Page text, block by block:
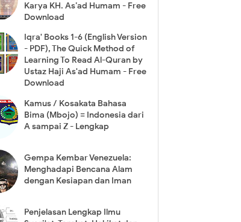
Karya KH. As’ad Humam - Free
Download
Iqra' Books 1-6 (English Version
- PDF), The Quick Method of
Learning To Read Al-Quran by
Ustaz Haji As'ad Humam - Free
Download
Kamus / Kosakata Bahasa
Bima (Mbojo) = Indonesia dari
A sampai Z - Lengkap
Gempa Kembar Venezuela:
Menghadapi Bencana Alam
dengan Kesiapan dan Iman
Penjelasan Lengkap Ilmu